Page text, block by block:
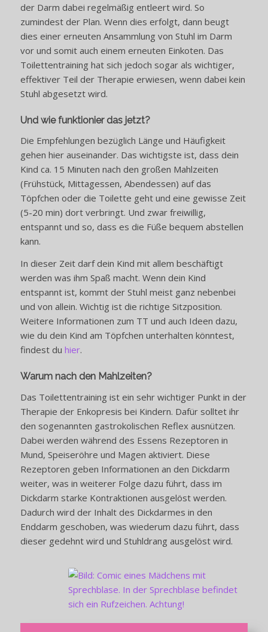
der Darm dabei regelmäßig entleert wird. So
zumindest der Plan. Wenn dies erfolgt, dann beugt
dies einer erneuten Ansammlung von Stuhl im Darm
vor und somit auch einem erneuten Einkoten. Das
Toilettentraining hat sich jedoch sogar als wichtiger,
effektiver Teil der Therapie erwiesen, wenn dabei kein
Stuhl abgesetzt wird.
Und wie funktionier das jetzt?
Die Empfehlungen bezüglich Länge und Häufigkeit
gehen hier auseinander. Das wichtigste ist, dass dein
Kind ca. 15 Minuten nach den großen Mahlzeiten
(Frühstück, Mittagessen, Abendessen) auf das
Töpfchen oder die Toilette geht und eine gewisse Zeit
(5-20 min) dort verbringt. Und zwar freiwillig,
entspannt und so, dass es die Füße bequem abstellen
kann.
In dieser Zeit darf dein Kind mit allem beschäftigt
werden was ihm Spaß macht. Wenn dein Kind
entspannt ist, kommt der Stuhl meist ganz nebenbei
und von allein. Wichtig ist die richtige Sitzposition.
Weitere Informationen zum TT und auch Ideen dazu,
wie du dein Kind am Töpfchen unterhalten könntest,
findest du hier.
Warum nach den Mahlzeiten?
Das Toilettentraining ist ein sehr wichtiger Punkt in der
Therapie der Enkopresis bei Kindern. Dafür solltet ihr
den sogenannten gastrokolischen Reflex ausnützen.
Dabei werden während des Essens Rezeptoren in
Mund, Speiseröhre und Magen aktiviert. Diese
Rezeptoren geben Informationen an den Dickdarm
weiter, was in weiterer Folge dazu führt, dass im
Dickdarm starke Kontraktionen ausgelöst werden.
Dadurch wird der Inhalt des Dickdarmes in den
Enddarm geschoben, was wiederum dazu führt, dass
dieser gedehnt wird und Stuhldrang ausgelöst wird.